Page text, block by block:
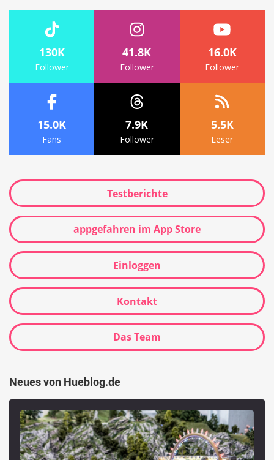
130K
Follower
41.8K
Follower
16.0K
Follower
15.0K
Fans
7.9K
Follower
5.5K
Leser
Testberichte
appgefahren im App Store
Einloggen
Kontakt
Das Team
Neues von Hueblog.de